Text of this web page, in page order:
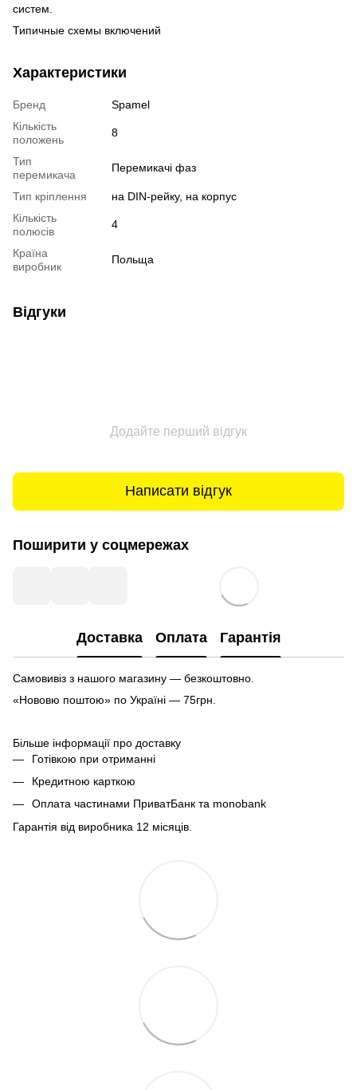
систем.
Типичные схемы включений
Характеристики
Бренд
Spamel
Кількість
положень
8
Тип
перемикача
Перемикачі фаз
Тип кріплення
на DIN-рейку, на корпус
Кількість
полюсів
4
Країна
виробник
Польща
Відгуки
Додайте перший відгук
Написати відгук
Поширити у соцмережах
Доставка Оплата Гарантія
Самовивіз з нашого магазину — безкоштовно.
«Нововю поштою» по Україні — 75грн.
Більше інформації про доставку
Готівкою при отриманні
Кредитною карткою
Оплата частинами ПриватБанк та monobank
Гарантія від виробника 12 місяців.